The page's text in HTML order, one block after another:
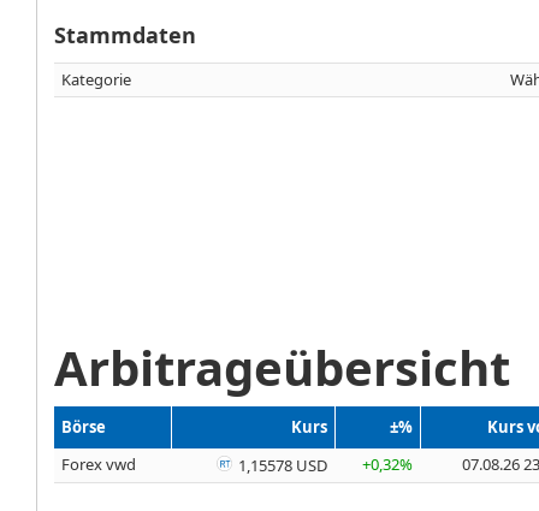
Stammdaten
Kategorie
Arbitrageübersicht
Börse Kurs ±%
Kurs
Forex vwd
1,15578 USD +0,32% 07.08.26